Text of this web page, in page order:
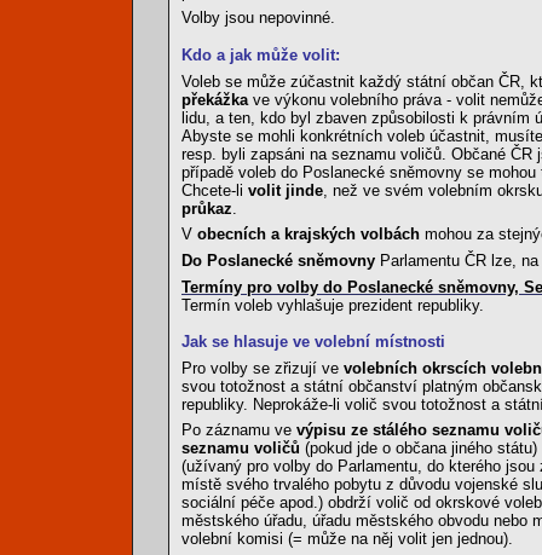
Volby jsou nepovinné.
Kdo a jak může volit:
Voleb se může zúčastnit každý státní občan ČR,
překážka ve výkonu volebního práva - volit
lidu, a ten, kdo byl zbaven způsobilosti k právním
Abyste se mohli konkrétních voleb účastnit,
resp. byli zapsáni na seznamu voličů. Občané ČR
případě voleb do Poslanecké sněmovny se
Chcete-li volit jinde , než ve svém volebním
průkaz
V obecních a krajských volbách mohou za
Do Poslanecké sněmovny Parlamentu ČR lze,
Termíny pro volby do Poslanecké sněmovny,
Termín voleb vyhlašuje prezident republiky.
Jak se hlasuje ve volební místnosti
Pro volby se zřizují ve volebních okrscích
svou totožnost a státní občanství platným
republiky. Neprokáže-li volič svou totožnost a
Po záznamu ve výpisu ze stálého seznamu
seznamu voličů (pokud jde o občana jiného
(užívaný pro volby do Parlamentu, do kterého
místě svého trvalého pobytu z důvodu vojenské
sociální péče apod.) obdrží volič od okrskové
městského úřadu, úřadu městského obvodu
volební komisi (= může na něj volit jen jednou).